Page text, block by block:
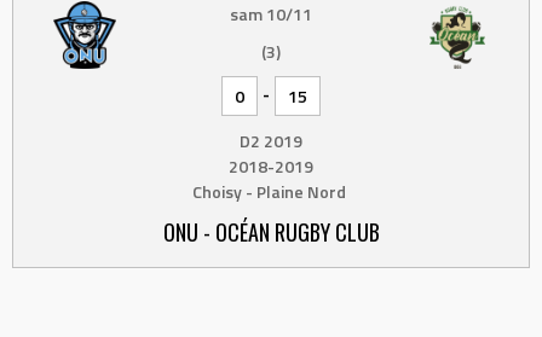
sam 10/11
(3)
0
-
15
D2 2019
2018-2019
Choisy - Plaine Nord
ONU - OCÉAN RUGBY CLUB